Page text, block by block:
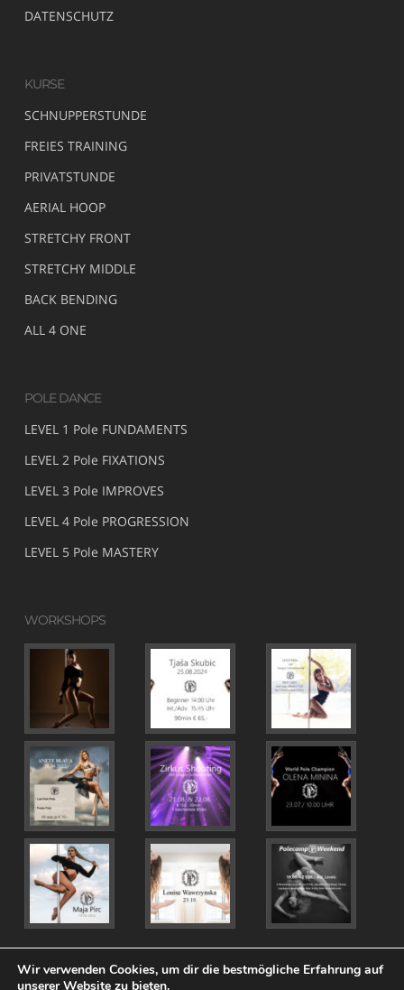
DATENSCHUTZ
KURSE
SCHNUPPERSTUNDE
FREIES TRAINING
PRIVATSTUNDE
AERIAL HOOP
STRETCHY FRONT
STRETCHY MIDDLE
BACK BENDING
ALL 4 ONE
POLE DANCE
LEVEL 1 Pole FUNDAMENTS
LEVEL 2 Pole FIXATIONS
LEVEL 3 Pole IMPROVES
LEVEL 4 Pole PROGRESSION
LEVEL 5 Pole MASTERY
WORKSHOPS
Wir verwenden Cookies, um dir die bestmögliche Erfahrung auf
unserer Website zu bieten.